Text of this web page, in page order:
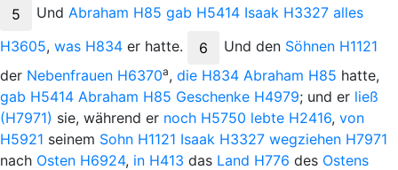
5 Und Abraham H85 gab H5414 Isaak H3327 alles
H3605, was H834 er hatte. 6 Und den Söhnen H1121
der Nebenfrauen H6370a, die H834 Abraham H85 hatte,
gab H5414 Abraham H85 Geschenke H4979; und er ließ
(H7971) sie, während er noch H5750 lebte H2416, von
H5921 seinem Sohn H1121 Isaak H3327 wegziehen H7971
nach Osten H6924, in H413 das Land H776 des Ostens